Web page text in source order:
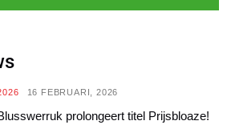
16 FEBRUARI, 2026
prolongeert titel Prijsbloaze!